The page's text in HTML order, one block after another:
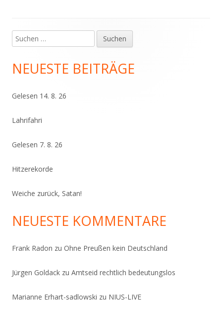
Haupt-
Seitenleiste
Suchen
nach:
NEUESTE BEITRÄGE
Gelesen 14. 8. 26
Lahrifahri
Gelesen 7. 8. 26
Hitzerekorde
Weiche zurück, Satan!
NEUESTE KOMMENTARE
Frank Radon zu Ohne Preußen kein Deutschland
Jürgen Goldack zu Amtseid rechtlich bedeutungslos
Marianne Erhart-sadlowski zu NIUS-LIVE